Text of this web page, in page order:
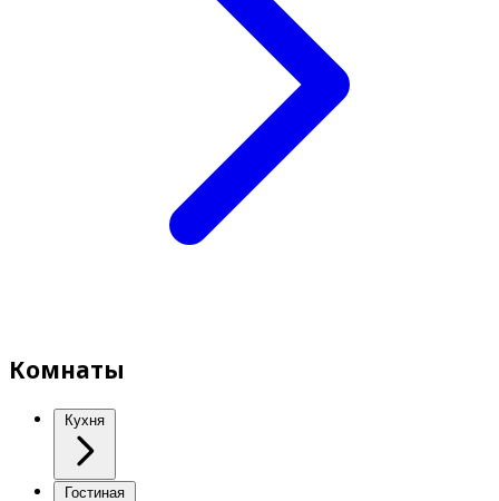
Комнаты
Кухня
Гостиная